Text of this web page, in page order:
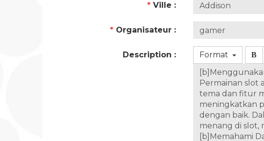
* Ville :
* Organisateur :
Description : Format B